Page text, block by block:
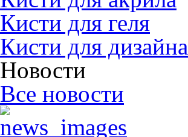
Кисти для геля
Кисти для дизайна
Новости
Все новости